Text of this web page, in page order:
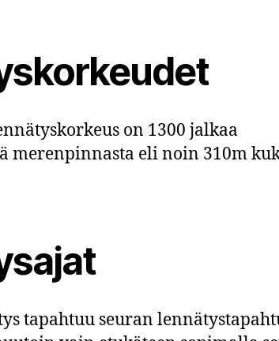
on 1300 jalkaa
merenpinnasta eli noin 310m
tapahtuu seuran